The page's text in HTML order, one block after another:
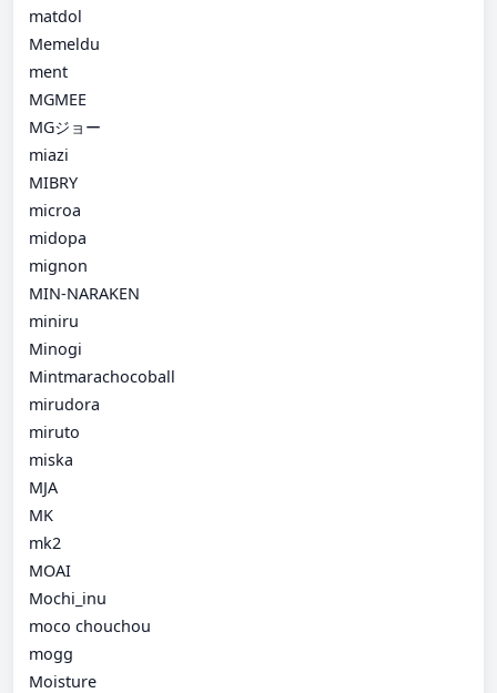
matdol
Memeldu
ment
MGMEE
MGジョー
miazi
MIBRY
microa
midopa
mignon
MIN-NARAKEN
miniru
Minogi
Mintmarachocoball
mirudora
miruto
miska
MJA
MK
mk2
MOAI
Mochi_inu
moco chouchou
mogg
Moisture